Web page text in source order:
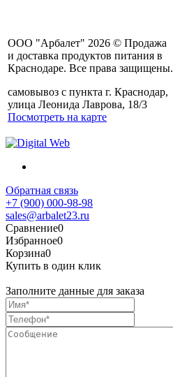
ООО "Арбалет" 2026 © Продажа
и доставка продуктов питания в
Краснодаре. Все права защищены.
самовывоз с пункта г. Краснодар,
улица Леонида Лаврова, 18/3
Посмотреть на карте
Обратная связь
+7 (900) 000-98-98
sales@arbalet23.ru
Сравнение0
Избранное0
Корзина0
Купить в один клик
Заполните данные для заказа